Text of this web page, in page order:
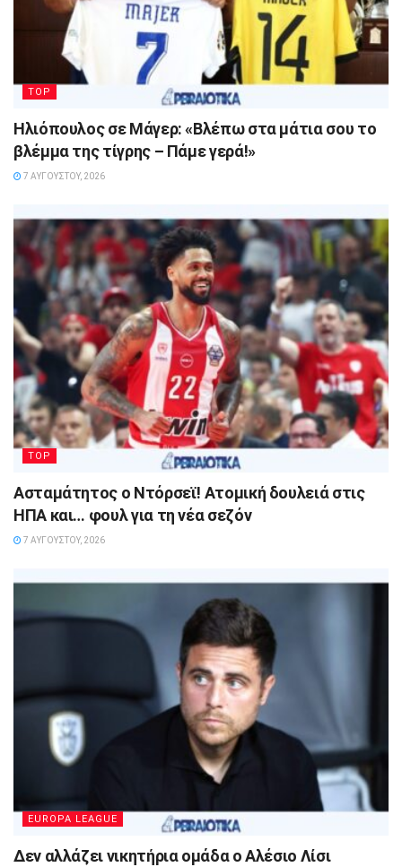
TOP
Ηλιόπουλος σε Μάγερ: «Βλέπω στα μάτια σου το
βλέμμα της τίγρης – Πάμε γερά!»
7 ΑΥΓΟΎΣΤΟΥ, 2026
TOP
Ασταμάτητος ο Ντόρσεϊ! Ατομική δουλειά στις
ΗΠΑ και… φουλ για τη νέα σεζόν
7 ΑΥΓΟΎΣΤΟΥ, 2026
EUROPA LEAGUE
Δεν αλλάζει νικητήρια ομάδα ο Αλέσιο Λίσι